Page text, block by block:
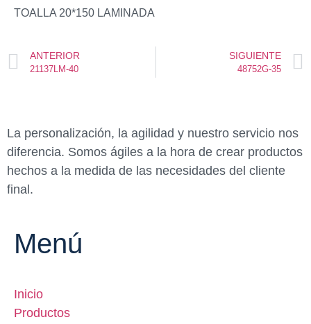
TOALLA 20*150 LAMINADA
ANTERIOR
21137LM-40
SIGUIENTE
48752G-35
La personalización, la agilidad y nuestro servicio nos
diferencia. Somos ágiles a la hora de crear productos
hechos a la medida de las necesidades del cliente
final.
Menú
Inicio
Productos